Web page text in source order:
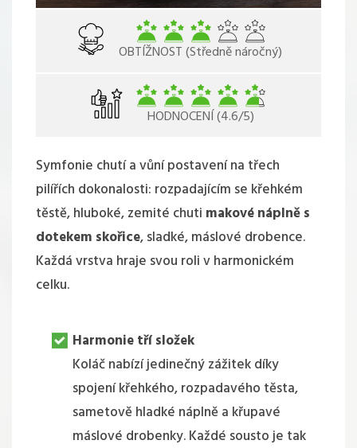
OBTÍŽNOST (Středně náročný)
HODNOCENÍ (4.6/5)
Symfonie chutí a vůní postavení na třech
pilířích dokonalosti: rozpadajícím se křehkém
těstě, hluboké, zemité chuti makové náplně s
dotekem skořice, sladké, máslové drobence.
Každá vrstva hraje svou roli v harmonickém
celku.
Harmonie tří složek
Koláč nabízí jedinečný zážitek díky
spojení křehkého, rozpadavého těsta,
sametově hladké náplně a křupavé
máslové drobenky. Každé sousto je tak